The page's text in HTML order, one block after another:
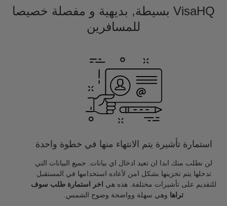
VisaHQ بسيطة, بديهية و مفصلة خصيصا
للمسافرين
استمارة تأشيرة يتم الانتهاء منها في خطوة واحدة
لن نطلب منك ابدا ان تعيد ادخال اي بيانات. جميع البيانات التي
تدخلها يتم تخزينها بشكل امن لأعاده استخدامها في المستقبل
للتقديم على تأشيرات مختلفة. هذه هي
اخر استمارة طلب سوف
تراها وهي سهلة وواضحة وضوح الشمس.